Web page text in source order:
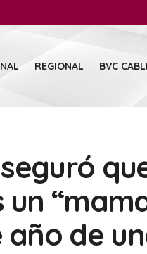
REGIONAL BVC
un
de